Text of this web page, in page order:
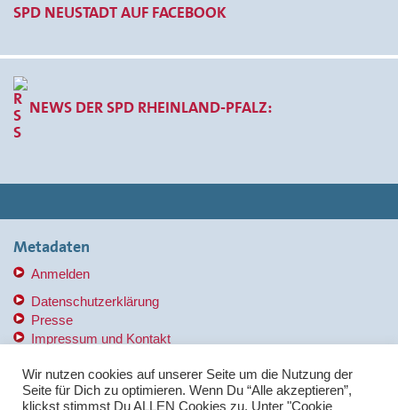
SPD NEUSTADT AUF FACEBOOK
NEWS DER SPD RHEINLAND-PFALZ:
Metadaten
Anmelden
Datenschutzerklärung
Presse
Impressum und Kontakt
Copyright © 2014-2017 SPD KV MB
Wir nutzen cookies auf unserer Seite um die Nutzung der
Seite für Dich zu optimieren. Wenn Du “Alle akzeptieren”,
klickst stimmst Du ALLEN Cookies zu. Unter "Cookie